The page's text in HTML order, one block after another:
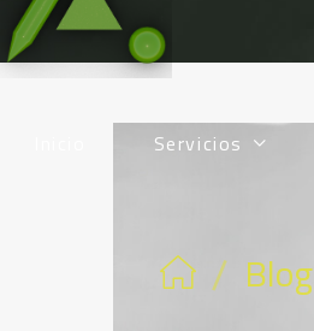
Servicios
/ Blog